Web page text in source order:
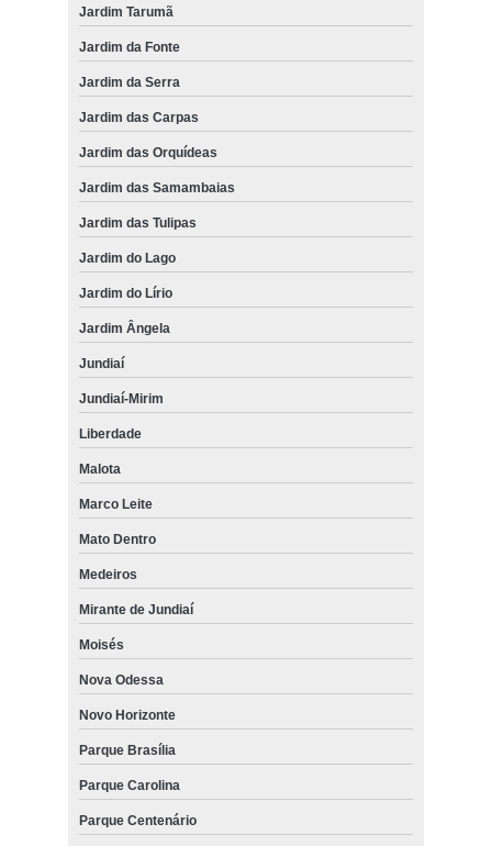
Jardim Tarumã
Jardim da Fonte
Jardim da Serra
Jardim das Carpas
Jardim das Orquídeas
Jardim das Samambaias
Jardim das Tulipas
Jardim do Lago
Jardim do Lírio
Jardim Ângela
Jundiaí
Jundiaí-Mirim
Liberdade
Malota
Marco Leite
Mato Dentro
Medeiros
Mirante de Jundiaí
Moisés
Nova Odessa
Novo Horizonte
Parque Brasília
Parque Carolina
Parque Centenário